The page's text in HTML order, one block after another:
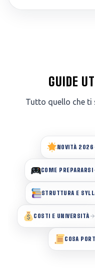
GUIDE
Tutto quello che ti
NOVITÀ 2026
COME PREPARARSI
STRUTTURA E
COSTI E UNIVERSITÀ
COSA